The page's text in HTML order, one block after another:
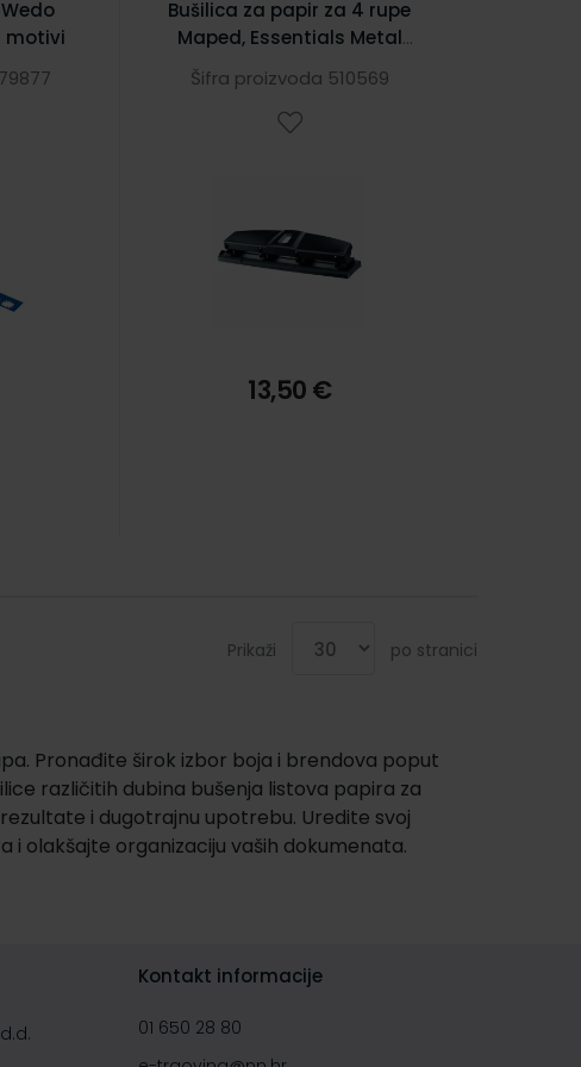
motivi
Bušilica za papir za 4 rupe
Maped, Essentials Metal
Šifra proizvoda 510569
13,50 €
Prikaži po stranici
Pronađite širok izbor boja i brendova poput
različitih dubina bušenja listova papira za
i dugotrajnu upotrebu. Uredite svoj
i olakšajte organizaciju vaših dokumenata.
Kontakt informacije
01 650 28 80